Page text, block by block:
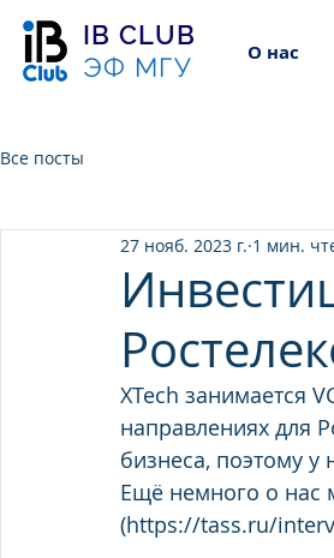
IB CLUB
ЭФ МГУ
О нас
Все посты
27 нояб. 2023 г. 1 мин.
XTech занимается
направлениях для
бизнеса, поэтому
Ещё немного о нас
(https://tass.ru/